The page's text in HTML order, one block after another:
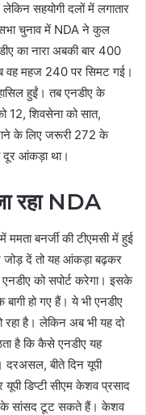
सहयोगी दलों में लगातार
चुनाव में NDA ने कुल
का नारा अबकी बार 400
वह महज 240 पर सिमट गई।
हुईं। तब एनडीए के
12, शिवसेना को सात,
के लिए जरूरी 272 के
दूर आंकड़ा था।
रहा NDA
बनर्जी की टीएमसी में हुई
जोड़ दें तो यह आंकड़ा बढ़कर
को सपोर्ट करेगा। इसके
हो गए हैं। ये भी एनडीए
रहा है। लेकिन अब भी यह दो
है कि कैसे एनडीए यह
बीते दिन यूपी
डिप्टी सीएम केशव प्रसाद
के सांसद टूट सकते हैं। केशव